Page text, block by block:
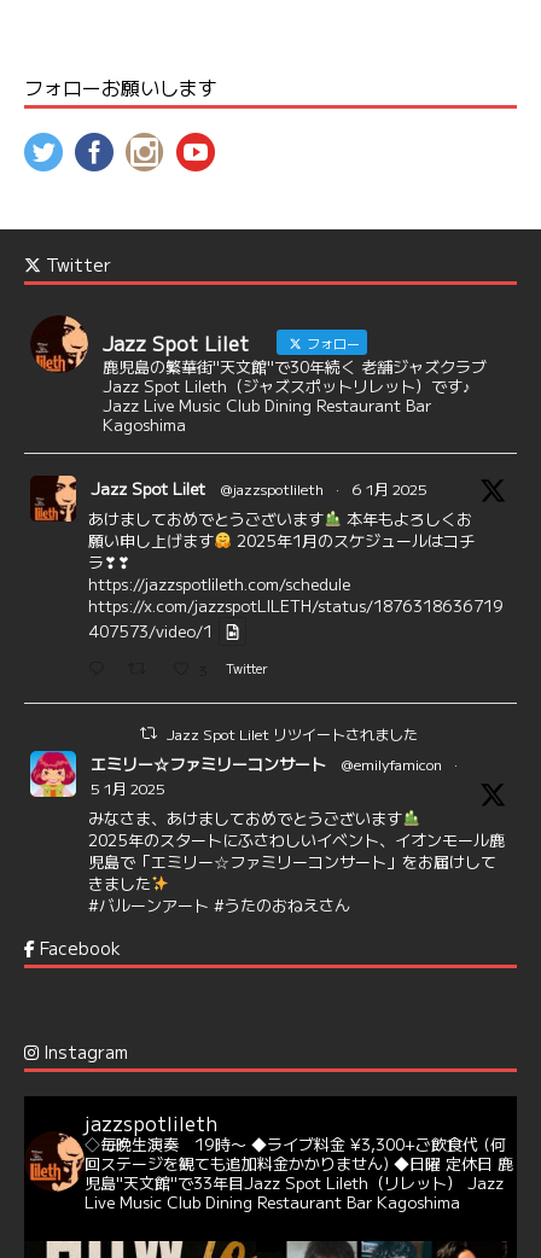
フォローお願いします
Twitter
Jazz Spot Lilet フォロー
鹿児島の繁華街"天文館"で30年続く 老舗ジャズクラブ
Jazz Spot Lileth（ジャズスポットリレット）です♪
Jazz Live Music Club Dining Restaurant Bar
Kagoshima
Jazz Spot Lilet @jazzspotlileth · 6 1月 2025
あけましておめでとうございます
本年もよろしくお
願い申し上げます
2025年1月のスケジュールはコチ
ラ❣❣
https://jazzspotlileth.com/schedule
https://x.com/jazzspotLILETH/status/1876318636719
407573/video/1
Twitter
Jazz Spot Lilet リツイートされました
エミリー☆ファミリーコンサート @emilyfamicon
·
5 1月 2025
みなさま、あけましておめでとうございます
2025年のスタートにふさわしいイベント、イオンモール鹿
児島で「エミリー☆ファミリーコンサート」をお届けして
きました
#バルーンアート #うたのおねえさん
6 7
@delightful_gang
バー♪♬
当店での演奏シーンもご覧いただけます❣❣
#天文館ミリオネーション #ジャミラ #クリスマスソング
https://youtu.be/2lhypP4KWc4?si=CEbY-wEg5HDc_iEv
6 Twitter
Facebook
Instagram
jazzspotlileth
◇毎晩生演奏 19時〜 ◆ライブ料金 ¥3,300+ご飲食代 (何
回ステージを観ても追加料金かかりません) ◆日曜 定休日 鹿
児島"天文館"で33年目Jazz Spot Lileth（リレット）
Jazz
Live Music Club Dining Restaurant Bar Kagoshima